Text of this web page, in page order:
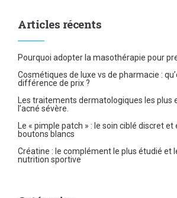
Articles récents
Pourquoi adopter la masothérapie pour
Cosmétiques de luxe vs de pharmacie :
différence de prix ?
Les traitements dermatologiques les plus
l’acné sévère.
Le « pimple patch » : le soin ciblé discret
boutons blancs
Créatine : le complément le plus étudié et
nutrition sportive